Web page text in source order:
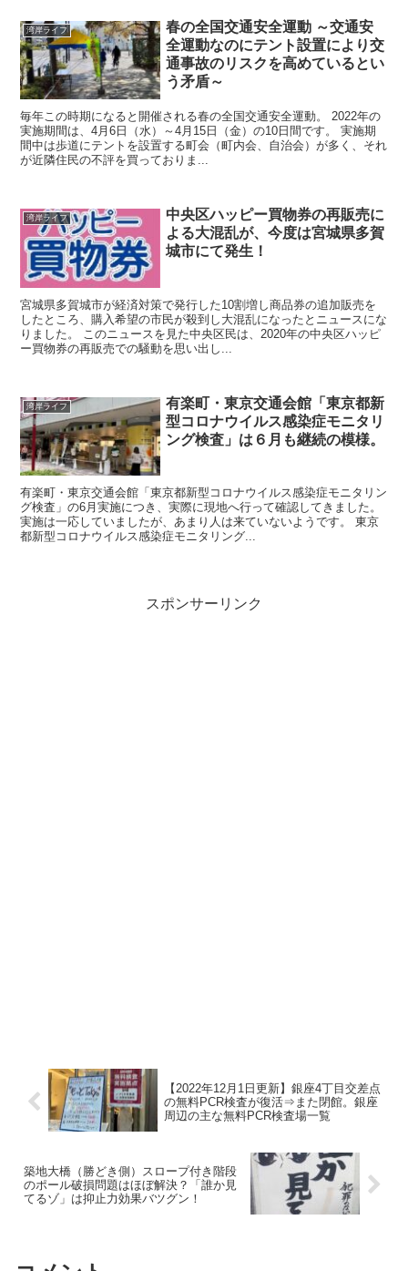
湾岸ライフ
春の全国交通安全運動 ～交通安
全運動なのにテント設置により交
通事故のリスクを高めているとい
う矛盾～
毎年この時期になると開催される春の全国交通安全運動。 2022年の
実施期間は、4月6日（水）～4月15日（金）の10日間です。 実施期
間中は歩道にテントを設置する町会（町内会、自治会）が多く、それ
が近隣住民の不評を買っておりま...
湾岸ライフ
中央区ハッピー買物券の再販売に
よる大混乱が、今度は宮城県多賀
城市にて発生！
宮城県多賀城市が経済対策で発行した10割増し商品券の追加販売を
したところ、購入希望の市民が殺到し大混乱になったとニュースにな
りました。 このニュースを見た中央区民は、2020年の中央区ハッピ
ー買物券の再販売での騒動を思い出し...
湾岸ライフ
有楽町・東京交通会館「東京都新
型コロナウイルス感染症モニタリ
ング検査」は６月も継続の模様。
有楽町・東京交通会館「東京都新型コロナウイルス感染症モニタリン
グ検査」の6月実施につき、実際に現地へ行って確認してきました。
実施は一応していましたが、あまり人は来ていないようです。 東京
都新型コロナウイルス感染症モニタリング...
スポンサーリンク
【2022年12月1日更新】銀座4丁目交差点
の無料PCR検査が復活⇒また閉館。銀座
周辺の主な無料PCR検査場一覧
築地大橋（勝どき側）スロープ付き階段
のポール破損問題はほぼ解決？「誰か見
てるゾ」は抑止力効果バツグン！